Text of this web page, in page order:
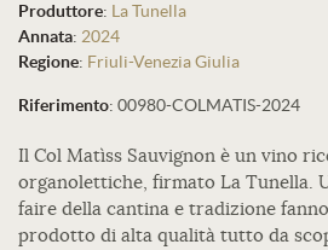
Produttore: La Tunella
Annata: 2024
Regione: Friuli-Venezia Giulia
Riferimento: 00980-COLMATIS-2024
Il Col Matìss Sauvignon è un vino
organolettiche, firmato La Tunella.
faire della cantina e tradizione
prodotto di alta qualità tutto da